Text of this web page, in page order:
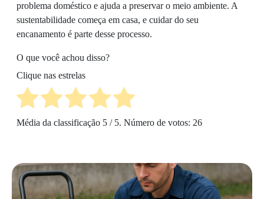
problema doméstico e ajuda a preservar o meio ambiente. A
sustentabilidade começa em casa, e cuidar do seu
encanamento é parte desse processo.
O que você achou disso?
Clique nas estrelas
Média da classificação 5 / 5. Número de votos: 26